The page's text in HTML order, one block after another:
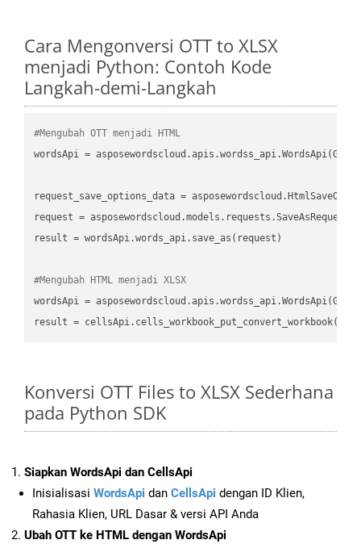
Cara Mengonversi OTT to XLSX
menjadi Python: Contoh Kode
Langkah-demi-Langkah
#Mengubah OTT menjadi HTML
wordsApi =
request_save_options_data =
request
result = wordsApi.words_api.save_as(request)
#Mengubah HTML menjadi XLSX
wordsApi =
result =
Konversi OTT Files to XLSX Sederhana
pada Python SDK
Siapkan WordsApi dan CellsApi
Inisialisasi WordsApi dan CellsApi dengan ID Klien,
Rahasia Klien, URL Dasar & versi API Anda
Ubah OTT ke HTML dengan WordsApi